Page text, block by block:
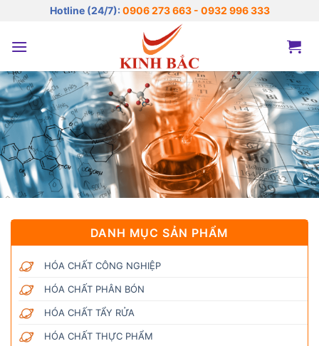
nội
Hotline (24/7): 0906 273 663 - 0932 996 333
DANH MỤC SẢN PHẨM
HÓA CHẤT CÔNG NGHIỆP
HÓA CHẤT PHÂN BÓN
HÓA CHẤT TẨY RỬA
HÓA CHẤT THỰC PHẨM